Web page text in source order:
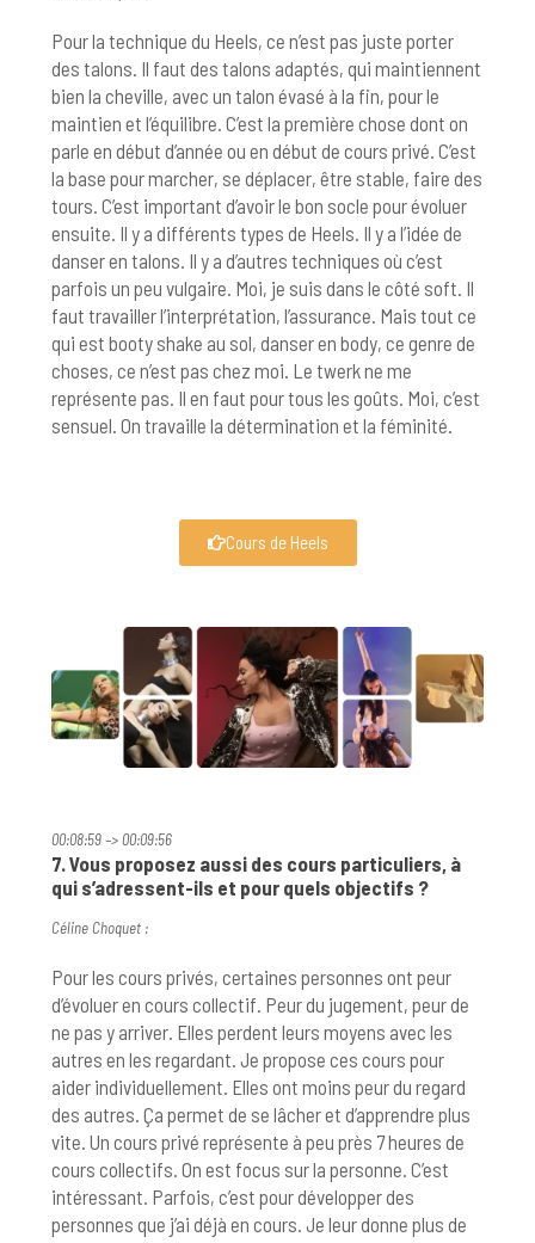
Pour la technique du Heels, ce n’est pas juste porter
des talons. Il faut des talons adaptés, qui maintiennent
bien la cheville, avec un talon évasé à la fin, pour le
maintien et l’équilibre. C’est la première chose dont on
parle en début d’année ou en début de cours privé. C’est
la base pour marcher, se déplacer, être stable, faire des
tours. C’est important d’avoir le bon socle pour évoluer
ensuite. Il y a différents types de Heels. Il y a l’idée de
danser en talons. Il y a d’autres techniques où c’est
parfois un peu vulgaire. Moi, je suis dans le côté soft. Il
faut travailler l’interprétation, l’assurance. Mais tout ce
qui est booty shake au sol, danser en body, ce genre de
choses, ce n’est pas chez moi. Le twerk ne me
représente pas. Il en faut pour tous les goûts. Moi, c’est
sensuel. On travaille la détermination et la féminité.
Cours de Heels
00:08:59 –> 00:09:56
7. Vous proposez aussi des cours particuliers, à
qui s’adressent-ils et pour quels objectifs ?
Céline Choquet :
Pour les cours privés, certaines personnes ont peur
d’évoluer en cours collectif. Peur du jugement, peur de
ne pas y arriver. Elles perdent leurs moyens avec les
autres en les regardant. Je propose ces cours pour
aider individuellement. Elles ont moins peur du regard
des autres. Ça permet de se lâcher et d’apprendre plus
vite. Un cours privé représente à peu près 7 heures de
cours collectifs. On est focus sur la personne. C’est
intéressant. Parfois, c’est pour développer des
personnes que j’ai déjà en cours. Je leur donne plus de